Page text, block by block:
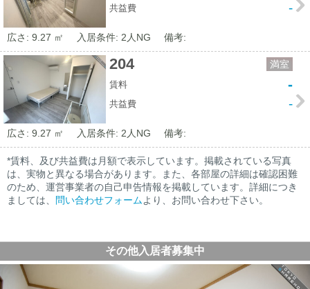
共益費 -
広さ: 9.27 ㎡ 入居条件: 2人NG 備考:
204 満室
賃料 -
共益費 -
広さ: 9.27 ㎡ 入居条件: 2人NG 備考:
*賃料、及び共益費は月額で表示しています。掲載されている写真
は、実物と異なる場合があります。また、各部屋の詳細は確認困難
のため、運営事業者の自己申告情報を掲載しています。詳細につき
ましては、
問い合わせフォームより、お問い合わせ下さい。
その他入居者募集中